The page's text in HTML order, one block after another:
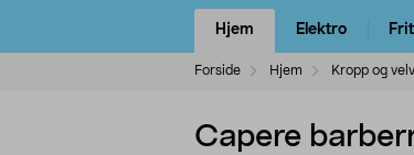
Hjem Elektro
Forside Hjem Kropp og
Capere